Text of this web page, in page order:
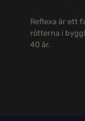
Reflexa är ett
rötterna i
40 år.